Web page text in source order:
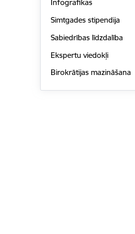
Infografikas
Simtgades stipendija
Sabiedrības līdzdalība
Ekspertu viedokļi
Birokrātijas mazināšana